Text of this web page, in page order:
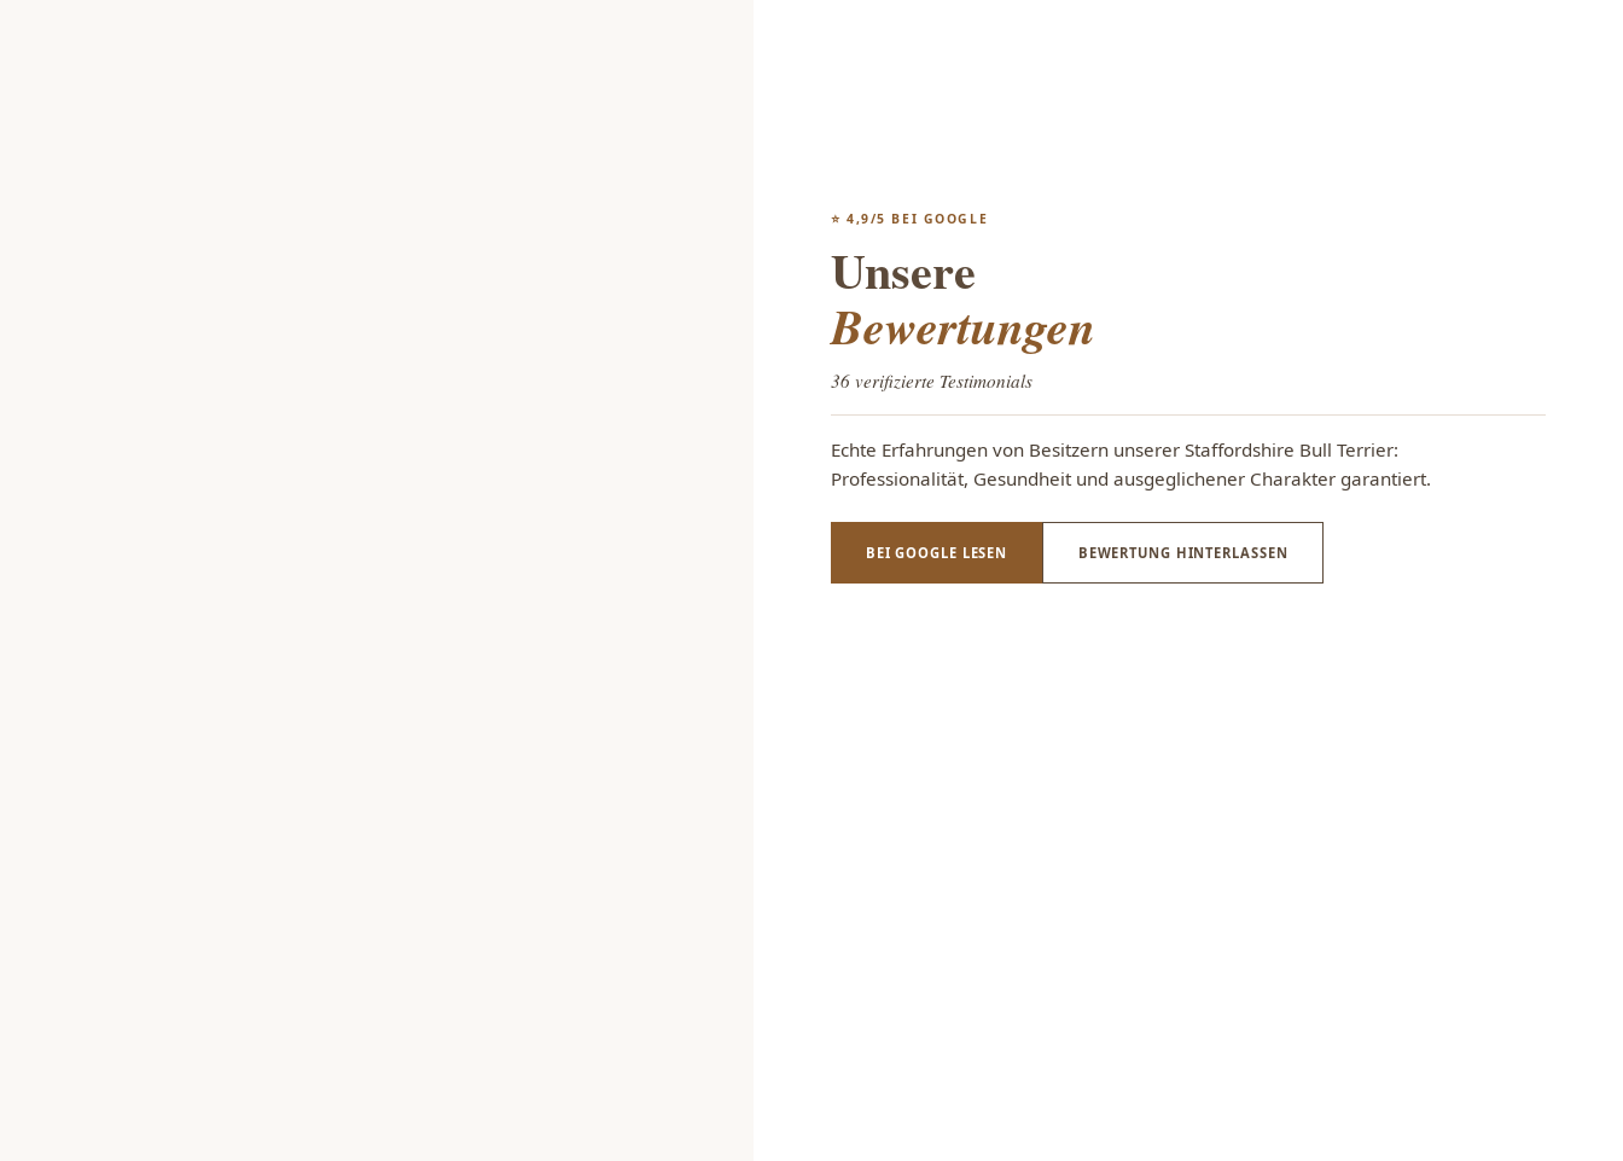
⭐ 4,9/5 BEI GOOGLE
Unsere
Bewertungen
36 verifizierte Testimonials
Echte Erfahrungen von Besitzern unserer Staffordshire Bull Terrier:
Professionalität, Gesundheit und ausgeglichener Charakter garantiert.
BEI GOOGLE LESEN BEWERTUNG HINTERLASSEN